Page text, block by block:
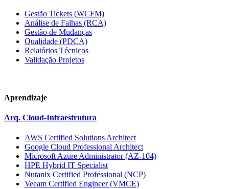
Gestão Tickets (WCFM)
Análise de Falhas (RCA)
Gestão de Mudanças
Qualidade (PDCA)
Relatórios Técnicos
Validação Projetos
Aprendizaje
Arq. Cloud-Infraestrutura
AWS Certified Solutions Architect
Google Cloud Professional Architect
Microsoft Azure Administrator (AZ-104)
HPE Hybrid IT Specialist
Nutanix Certified Professional (NCP)
Veeam Certified Engineer (VMCE)